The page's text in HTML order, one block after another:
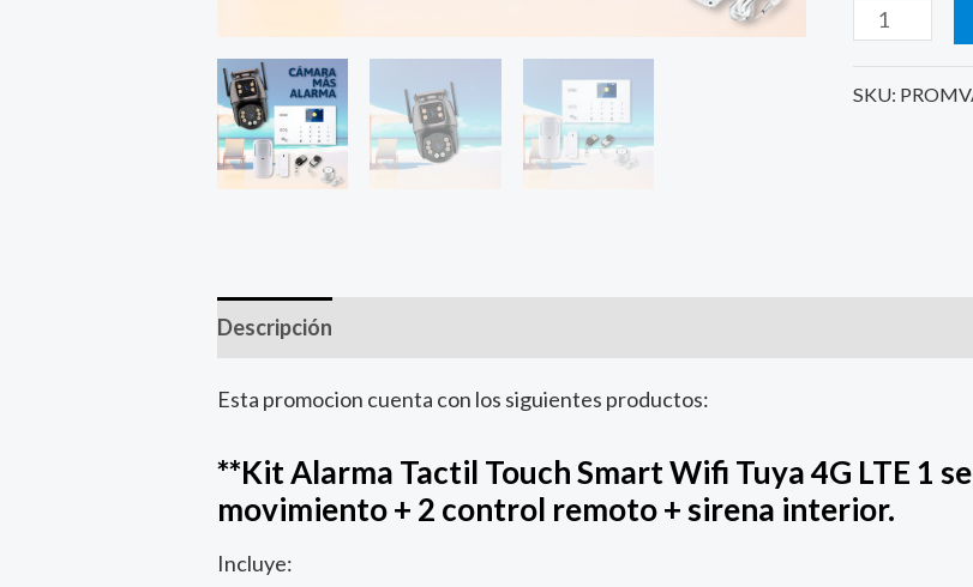
SKU:
Descripción
Esta promocion cuenta con los siguientes productos:
**Kit Alarma Tactil Touch Smart Wifi Tuya 4G LTE 1
movimiento + 2 control remoto + sirena interior.
Incluye: